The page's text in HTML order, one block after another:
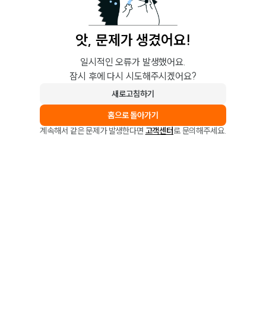
앗, 문제가 생겼어요!
일시적인 오류가 발생했어요.
잠시 후에 다시 시도해주시겠어요?
새로고침하기
홈으로 돌아가기
계속해서 같은 문제가 발생한다면 고객센터로 문의해주세요.